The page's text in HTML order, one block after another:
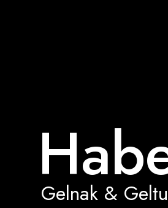
Gelnak &